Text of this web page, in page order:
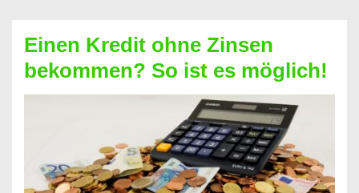
Festvertrag
für
jeden
erfahren
Sie
Einen Kredit ohne Zinsen
bekommen? So ist es möglich!